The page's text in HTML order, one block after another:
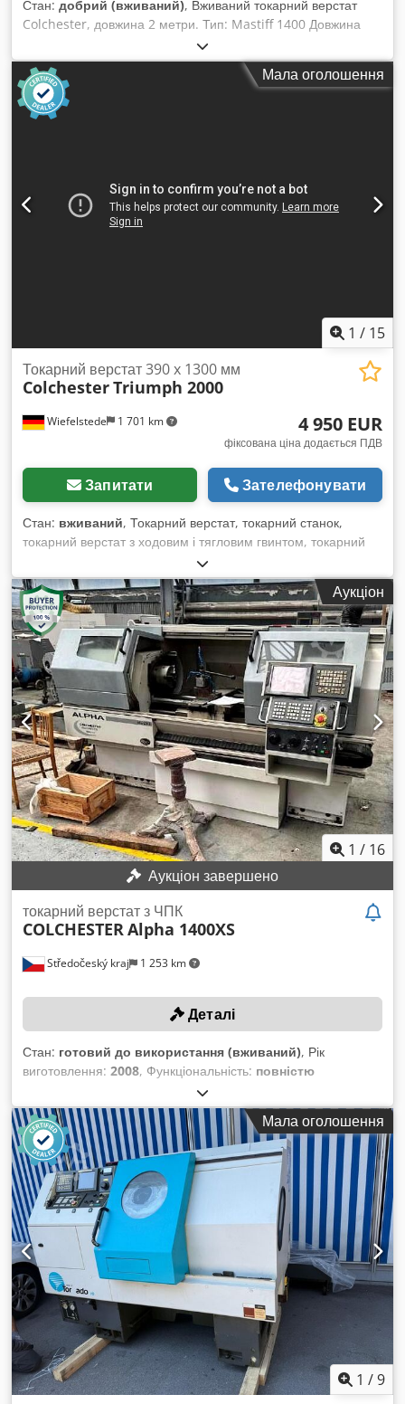
Стан: добрий (вживаний), Вживаний токарний верстат
Colchester, довжина 2 метри. Тип: Mastiff 1400 Довжина
обробки: 2000 мм Максимальний діаметр обробки над
станиною: 540 мм Діаметр отвору шпинделя: 89 мм У
комплекті: 3- та 4-кулачковий патрон У комплекті: захисний
екран Цифровий індикатор по двох осях. Dcedpszi Salsfx
Afxok
Мала оголошення
1 / 15
Wiefelstede 1 701 km
Токарний верстат 390 x 1300 мм
ColchesterTriumph 2000
4 950 EUR
фіксована ціна додається ПДВ
Запитати Зателефонувати
Стан: вживаний, Токарний верстат, токарний станок,
токарний верстат з ходовим і тягловим гвинтом, токарний
станок з ходовим і тягловим гвинтом -Передача: у
існуючому стані, як оглянуто -Стан: коробка передач
шумить (відео) -Виробник: Colchester, токарний верстат з
ходовим і тягловим гвинтом, тип Triumph 2000 -Довжина
обробки: 1300 мм -Діаметр обробки над станиною: 390 мм
-Діаметр обробки над супортом: 240 мм -Діаметр отвору
шпинделя: 55 мм -Швидкість обертання шпинделя: 22 -
2000 об/хв -Патрон трикулачковий: Ø 250 мм -Оснащення:
тримач інструментів/інструменти — див. фото -Конус
задньої бабки: MK4 Dcjdpfx Afjrbm T Dsxek -Габарити:
960/2435/В1640 мм -Вага: 1327 кг
Аукціон
1 / 16
Аукціон завершено
Středočeský kraj 1 253 km
токарний верстат з ЧПК
COLCHESTERAlpha 1400XS
Деталі
Стан: готовий до використання (вживаний), Рік
виготовлення: 2008, Функціональність: повністю
, номер машини/транспортного засобу:
X2S174, діаметр точіння над поперечним супортом:246
мм, довжина точіння:1 200 мм , максимальна швидкість
шпинделя:2 700 об/хв, діаметр обробки над супортом
станини:400 мм, модель контролера:Fanuc 0i-TF Plus , Без
мінімальної ціни – гарантований продаж найвищому
учаснику аукціону! ТЕХНІЧНІ ДЕТАЛІ Діаметр обробки над
станиною: 400 мм Діаметр обробки над супортом: 246 мм
Діаметр обробки в зоні люнети: 585 мм Діапазон обертів
шпинделя: 1–2.700 об/хв Відстань між центрами: 1.200 мм
Отвір шпинделя: 55 мм / 80 мм Dsdpfezgt Urox Afxeck Ніс
шпинделя: D1-6 Camlock Розмір патрона: 250 мм Осі: X, Z
ДЕТАЛІ МАШИНИ Модель системи керування: Fanuc 0i-TF
Plus Потужність головного двигуна: 7,5 кВт Вага машини:
прибл. 2.200–2.500 кг ОБЛАДНАННЯ Охолодження Ручний
задній центр Автоматичне змащування напрямних і
гвинтових передач
Мала оголошення
1 /9